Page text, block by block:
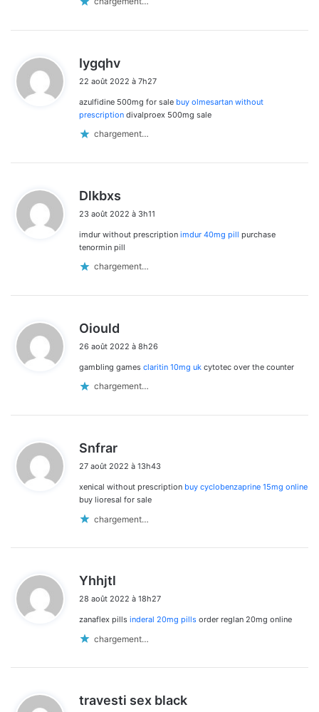
Iygqhv
t
:
22 août 2022 à 7h27
azulfidine 500mg for sale buy olmesartan without
prescription divalproex 500mg sale
chargement…
Dlkbxs
t
:
23 août 2022 à 3h11
imdur without prescription imdur 40mg pill purchase
tenormin pill
chargement…
Oiould
t
26 août 2022 à 8h26
gambling games claritin 10mg uk cytotec over the counter
chargement…
Snfrar
t
:
27 août 2022 à 13h43
xenical without prescription buy cyclobenzaprine 15mg online
buy lioresal for sale
chargement…
Yhhjtl
t
28 août 2022 à 18h27
zanaflex pills inderal 20mg pills order reglan 20mg online
chargement…
travesti sex black